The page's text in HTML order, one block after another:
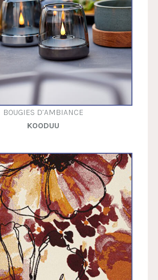
BOUGIES D’AMBIANCE
KOODUU